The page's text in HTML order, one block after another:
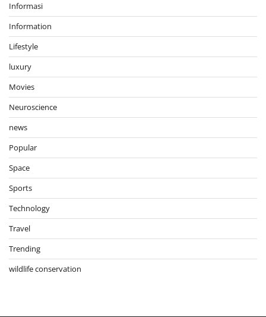
Informasi
Information
Lifestyle
luxury
Movies
Neuroscience
news
Popular
Space
Sports
Technology
Travel
Trending
wildlife conservation